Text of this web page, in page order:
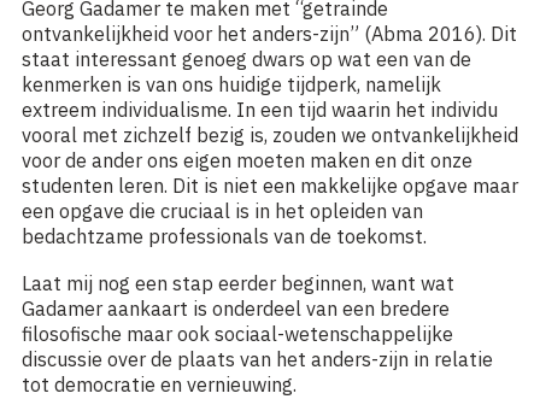
Georg Gadamer te maken met “getrainde
ontvankelijkheid voor het anders-zijn” (Abma 2016). Dit
staat interessant genoeg dwars op wat een van de
kenmerken is van ons huidige tijdperk, namelijk
extreem individualisme. In een tijd waarin het individu
vooral met zichzelf bezig is, zouden we ontvankelijkheid
voor de ander ons eigen moeten maken en dit onze
studenten leren. Dit is niet een makkelijke opgave maar
een opgave die cruciaal is in het opleiden van
bedachtzame professionals van de toekomst.
Laat mij nog een stap eerder beginnen, want wat
Gadamer aankaart is onderdeel van een bredere
filosofische maar ook sociaal-wetenschappelijke
discussie over de plaats van het anders-zijn in relatie
tot democratie en vernieuwing.